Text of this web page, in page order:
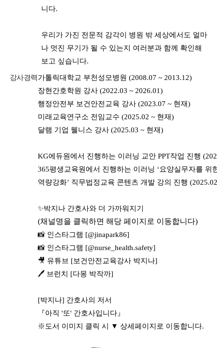
니다.
우리가 가진 전문적 감각이 병원 밖 세상에서도 얼마
나 멋진 무기가 될 수 있는지 여러분과 함께 확인해
보고 싶습니다.
강사경력가톨릭대학교 부천성모병원 (2008.07 ~ 2013.12)
장현간호학원 강사 (2022.03 ~ 2026.01)
행정안전부 보건안전교육 강사 (2023.07 ~ 현재)
미래교육연구소 전임교수 (2025.02 ~ 현재)
달램 기업 웰니스 강사 (2025.03 ~ 현재)
KG에듀원에서 진행하는 이러닝 교안 PPT작업 진행
365평생교육원에서 진행하는 이러닝 ‘요양실무자를 위
역량강화’ 직무법정교육 콘텐츠 개발 강의 진행
✨박지나 간호사와 더 가까워지기
(채널명을 클릭하면 해당 페이지로 이동합니다)
📸 인스타그램 [@jinapark86]
📸 인스타그램 [@nurse_health.safety]
🎥 유튜브 [보건안전교육강사 박지나]
🖊️ 브런치 [다몽 박작까]
[박지나] 간호사의 저서
『아직 '또' 간호사입니다』
※도서 이미지 클릭 시 ▼ 상세페이지로 이동합니다.